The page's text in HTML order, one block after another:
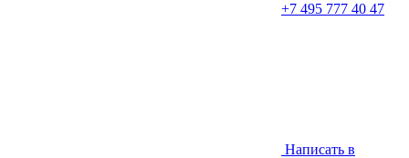
+7 495 777 40 47
Написать в